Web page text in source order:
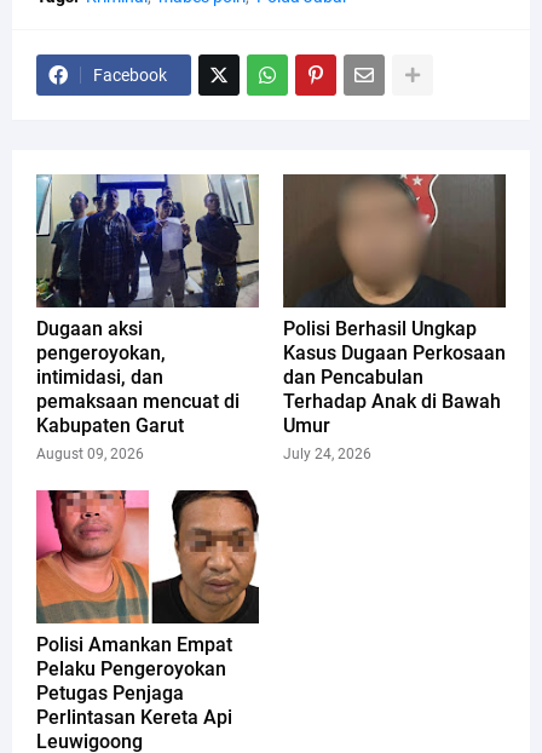
Facebook
Dugaan aksi
pengeroyokan,
intimidasi, dan
pemaksaan mencuat di
Kabupaten Garut
August 09, 2026
Polisi Berhasil Ungkap
Kasus Dugaan Perkosaan
dan Pencabulan
Terhadap Anak di Bawah
Umur
July 24, 2026
Polisi Amankan Empat
Pelaku Pengeroyokan
Petugas Penjaga
Perlintasan Kereta Api
Leuwigoong